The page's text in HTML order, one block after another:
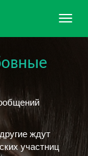
ждут
участниц